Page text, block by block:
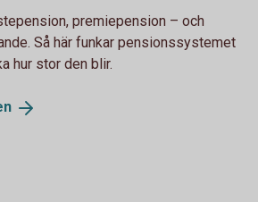
premiepension – och
Så här funkar pensionssystemet
hur stor den blir.